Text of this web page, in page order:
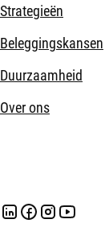
Strategieën
Beleggingskansen
Duurzaamheid
Over ons